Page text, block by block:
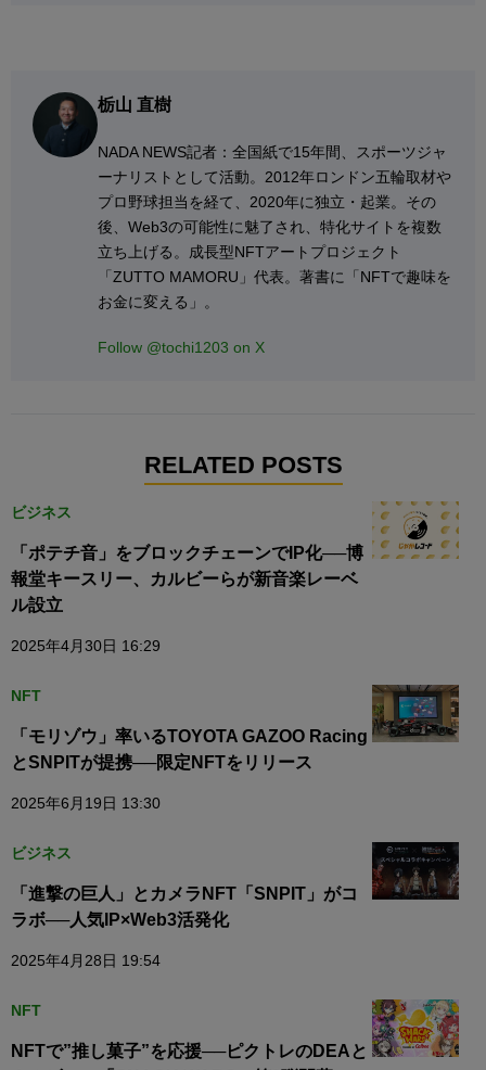
栃山 直樹
NADA NEWS記者：全国紙で15年間、スポーツジャ
ーナリストとして活動。2012年ロンドン五輪取材や
プロ野球担当を経て、2020年に独立・起業。その
後、Web3の可能性に魅了され、特化サイトを複数
立ち上げる。成長型NFTアートプロジェクト
「ZUTTO MAMORU」代表。著書に「NFTで趣味を
お金に変える」。
Follow @tochi1203 on X
RELATED POSTS
ビジネス
「ポテチ音」をブロックチェーンでIP化──博
報堂キースリー、カルビーらが新音楽レーベ
ル設立
2025年4月30日 16:29
NFT
「モリゾウ」率いるTOYOTA GAZOO Racing
とSNPITが提携──限定NFTをリリース
2025年6月19日 13:30
ビジネス
「進撃の巨人」とカメラNFT「SNPIT」がコ
ラボ──人気IP×Web3活発化
2025年4月28日 19:54
NFT
NFTで”推し菓子”を応援──ピクトレのDEAと